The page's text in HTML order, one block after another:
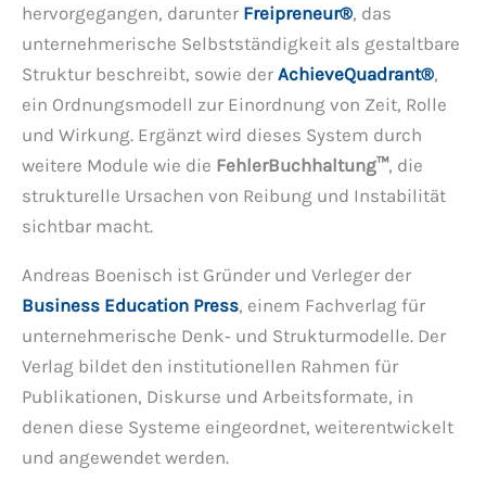
hervorgegangen, darunter Freipreneur®, das
unternehmerische Selbstständigkeit als gestaltbare
Struktur beschreibt, sowie der AchieveQuadrant®,
ein Ordnungsmodell zur Einordnung von Zeit, Rolle
und Wirkung. Ergänzt wird dieses System durch
weitere Module wie die FehlerBuchhaltung™, die
strukturelle Ursachen von Reibung und Instabilität
sichtbar macht.
Andreas Boenisch ist Gründer und Verleger der
Business Education Press, einem Fachverlag für
unternehmerische Denk‑ und Strukturmodelle. Der
Verlag bildet den institutionellen Rahmen für
Publikationen, Diskurse und Arbeitsformate, in
denen diese Systeme eingeordnet, weiterentwickelt
und angewendet werden.